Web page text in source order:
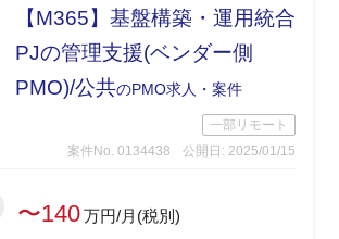
【M365】基盤構築・運用統合
PJの管理支援(ベンダー側
PMO)/公共のPMO求人・案件
一部リモート
案件No. 0134438
公開日: 2025/01/15
〜140万円/月(税別)